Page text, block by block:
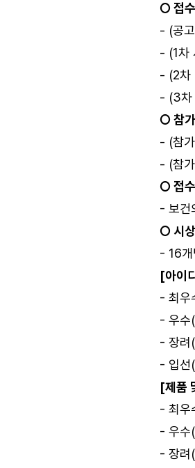
○ 접수
- (공
- (1차
- (2차
- (3차
○ 참가
- (참
- (참
○ 접
- 보건
○ 시
- 16개
[아이
- 최우
- 우수
- 장려
- 입선
[제품
- 최우
- 우수
- 장려